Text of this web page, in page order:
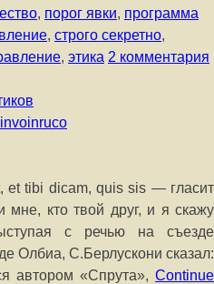
, порог явки, программа
, строго секретно,
, этика 2 комментария
et tibi dicam, quis sis — гласит
мне, кто твой друг, и я скажу
с речью на съезде
Олбиа, С.Берлускони сказал:
автором «Спрута», Continue